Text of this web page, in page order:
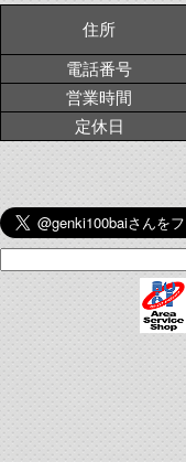
住所
電話番号
営業時間
定休日